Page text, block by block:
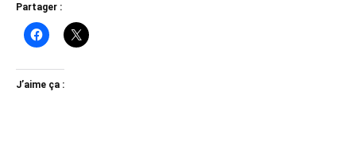
Partager :
J’aime ça :